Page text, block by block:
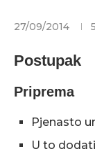
27/09/2014
Postupak
Priprema
Pjenasto
U to